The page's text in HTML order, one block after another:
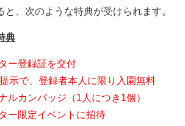
と、次のような特典が受けられます。
典
ー登録証を交付
示で、登録者本人に限り入園無料
ルカンバッジ（1人につき1個）
ー限定イベントに招待